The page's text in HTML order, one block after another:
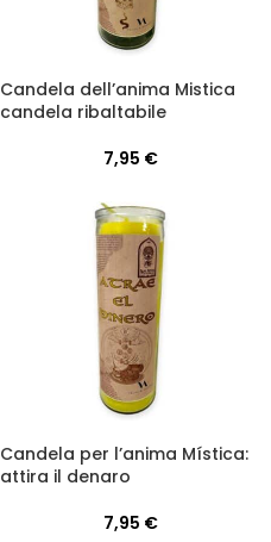
Candela dell’anima Mistica
candela ribaltabile
7,95 €
Candela per l’anima Mística:
attira il denaro
7,95 €